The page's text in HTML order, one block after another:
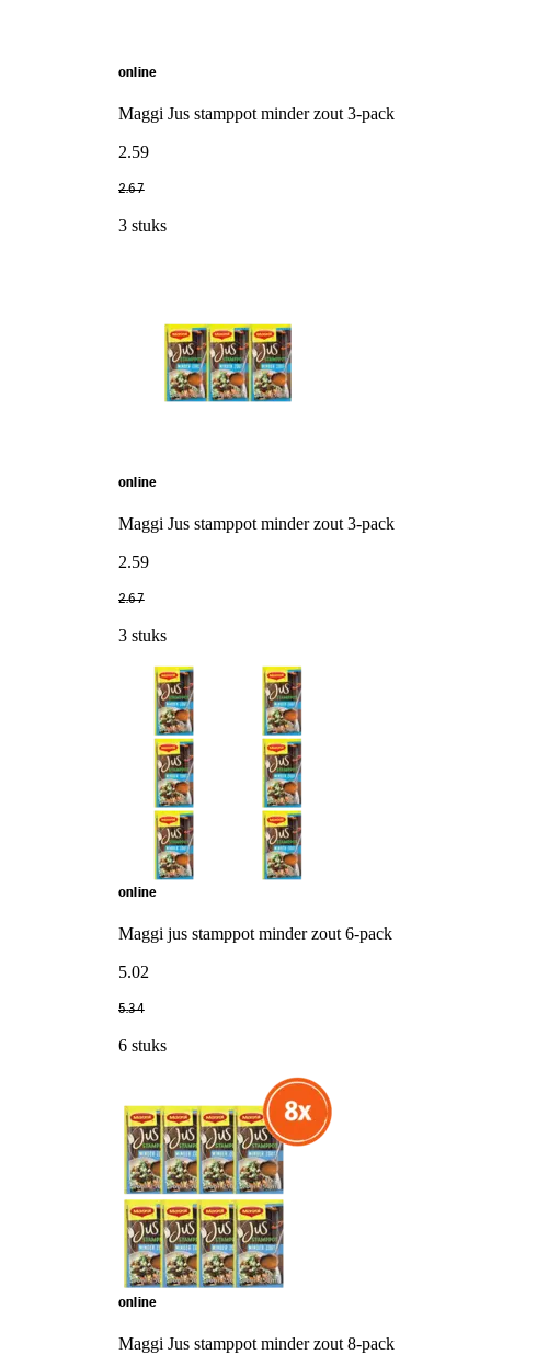
online
Maggi Jus stamppot minder zout 3-pack
2.59
2.67
3 stuks
online
Maggi Jus stamppot minder zout 3-pack
2.59
2.67
3 stuks
online
Maggi jus stamppot minder zout 6-pack
5.02
5.34
6 stuks
online
Maggi Jus stamppot minder zout 8-pack